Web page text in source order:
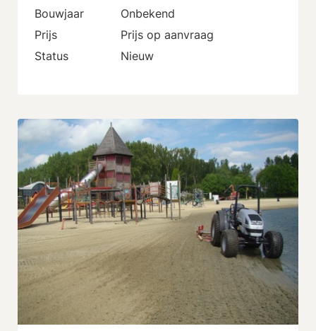
Bouwjaar
Onbekend
Prijs
Prijs op aanvraag
Status
Nieuw